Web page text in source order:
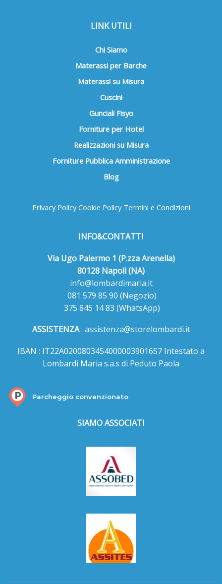
LINK UTILI
Chi Siamo
Materassi per Barche
Materassi su Misura
Cuscini
Gunciali Fisyo
Forniture per Hotel
Realizzazioni su Misura
Forniture Pubblica Amministrazione
Blog
Privacy Policy Cookie Policy Termini e Condizioni
INFO&CONTATTI
Via Ugo Palermo 1 (P.zza Arenella)
80128 Napoli (NA)
info@lombardimaria.it
081 579 85 90 (Negozio)
375 845 14 83 (WhatsApp)
ASSISTENZA: assistenza@storelombardi.it
IBAN : IT22A0200803454000003901657 Intestato a
Lombardi Maria s.a.s di Peduto Paola
Parcheggio convenzionato
SIAMO ASSOCIATI